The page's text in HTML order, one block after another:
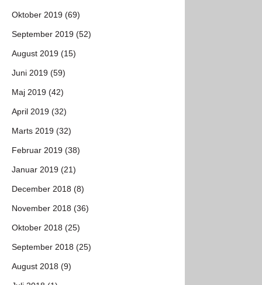
Oktober 2019 (69)
September 2019 (52)
August 2019 (15)
Juni 2019 (59)
Maj 2019 (42)
April 2019 (32)
Marts 2019 (32)
Februar 2019 (38)
Januar 2019 (21)
December 2018 (8)
November 2018 (36)
Oktober 2018 (25)
September 2018 (25)
August 2018 (9)